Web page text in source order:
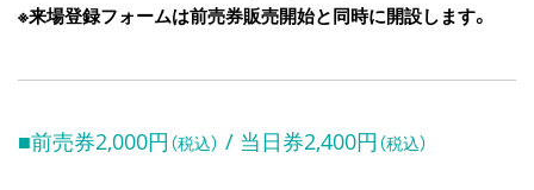
※来場登録フォームは前売券販売開始と同時に開設します。
■前売券2,000円 （税込） / 当日券2,400円 （税込）